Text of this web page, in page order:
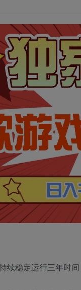
续稳定运行三年时